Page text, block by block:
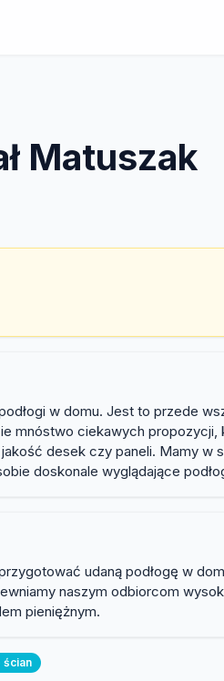
Matuszak
w domu. Jest to przede
mnóstwo ciekawych
desek czy paneli. Mamy
doskonale wyglądające
udaną podłogę w
naszym odbiorcom
pieniężnym.
ścian